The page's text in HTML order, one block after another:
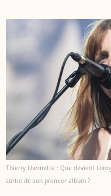
Thierry Lhermitte : Que devient
sortie de son premier album ?